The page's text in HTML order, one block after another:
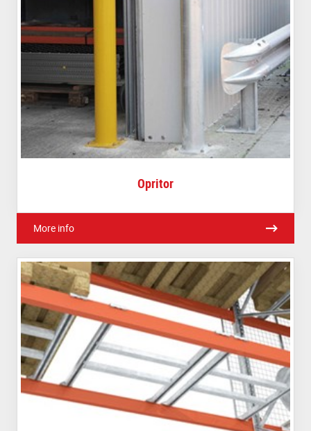
Opritor
More info